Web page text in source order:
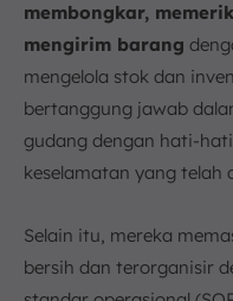
membongkar,
mengirim barang
mengelola stok dan
bertanggung jawab
gudang dengan hati-
keselamatan yang telah
Selain itu, mereka
bersih dan terorganisir